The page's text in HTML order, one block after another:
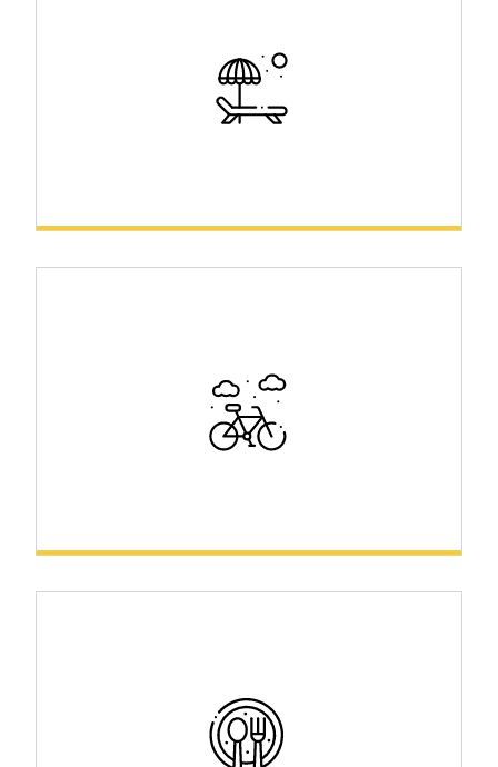
History
Relax & Wellness
Sport